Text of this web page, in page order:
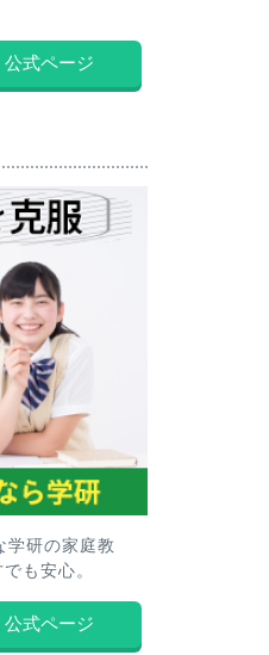
公式ページ
学研の家庭教
も安心。
公式ページ